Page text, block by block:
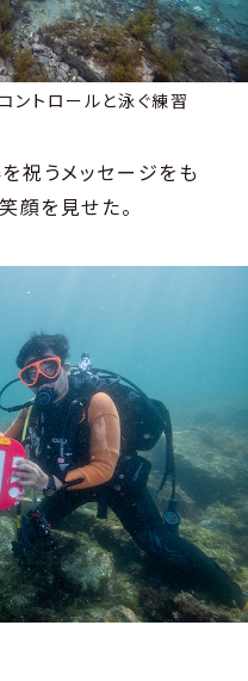
ントロールと泳ぐ練習
祝うメッセージをも
顔を見せた。